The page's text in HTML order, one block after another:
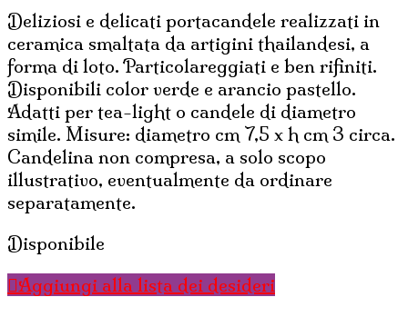
Deliziosi e delicati portacandele realizzati in
ceramica smaltata da artigini thailandesi, a
forma di loto. Particolareggiati e ben rifiniti.
Disponibili color verde e arancio pastello.
Adatti per tea-light o candele di diametro
simile. Misure: diametro cm 7,5 x h cm 3 circa.
Candelina non compresa, a solo scopo
illustrativo, eventualmente da ordinare
separatamente.
Disponibile
Aggiungi alla lista dei desideri